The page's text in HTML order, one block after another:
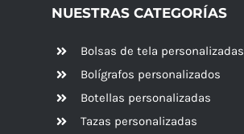
NUESTRAS CATEGORÍAS
Bolsas de tela personalizadas
Bolígrafos personalizados
Botellas personalizadas
Tazas personalizadas